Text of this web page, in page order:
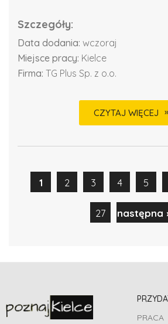
Szczegóły:
Data dodania: wczoraj
Miejsce pracy: Kielce
Firma: TG Plus Sp. z o.o.
CZYTAJ WIĘCEJ
1 2 3 4 5
27 następna
PRACA